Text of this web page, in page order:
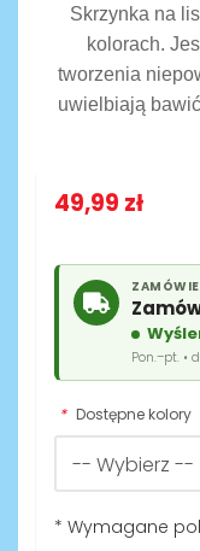
Skrzynka na
kolorach.
tworzenia
uwielbiają
49,99 zł
Pon.–pt. •
* Dostępne kolory
* Wymagane